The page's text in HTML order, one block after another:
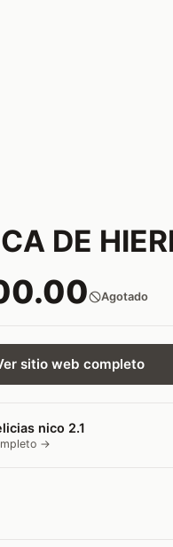
DE
Agotado
sitio web completo
nico 2.1
→